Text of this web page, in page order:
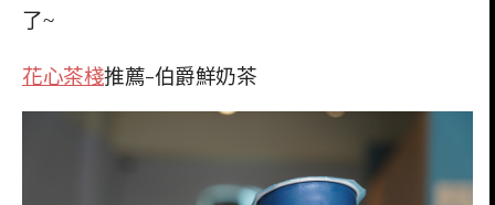
了~
花心茶棧推薦-伯爵鮮奶茶